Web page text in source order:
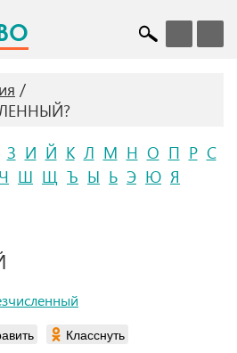
З И Й К Л М Н О П Р С
Ч Ш Щ Ъ Ы Ь Э Ю Я
Класснуть